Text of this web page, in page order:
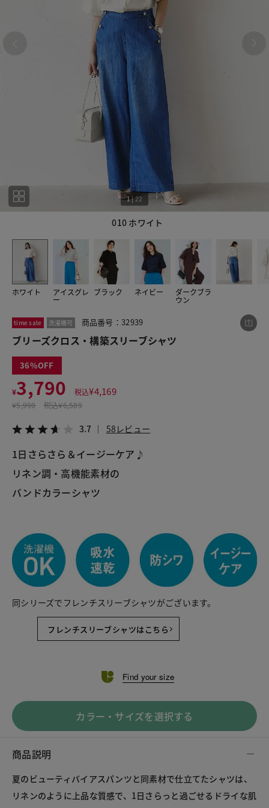
010 ホワイト
1|22
ホワイト アイスグレ
ー
ブラック ネイビー ダークブラ
ウン
time sale 洗濯機可 商品番号：32939
ブリーズクロス・構築スリーブシャツ
36
¥3,790 税込¥4,169
¥5,990 税込¥6,589
3.7 58レビュー
1日さらさら＆イージーケア♪
リネン調・高機能素材の
バンドカラーシャツ
同シリーズでフレンチスリーブシャツがございます。
フレンチスリーブシャツはこちら
Find your size
カラー・サイズを選択する
商品説明
夏のビューティバイアスパンツと同素材で仕立てたシャツは、
リネンのように上品な質感で、1日さらっと過ごせるドライな肌
この商品をシェアする
ブリーズクロス・構築スリーブシャツ